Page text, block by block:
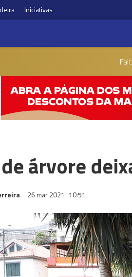
Iniciativas
árvore
26 mar 2021 10:51